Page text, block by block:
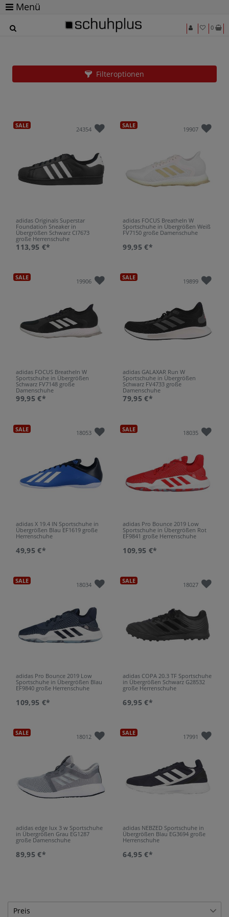
Menü
0
Schuhe in Übergrößen von Adidas für Damen
Filteroptionen
SALE 24354
adidas Originals Superstar
Foundation Sneaker in
Übergrößen Schwarz CI7673
große Herrenschuhe
113,95 €*
SALE 19907
adidas FOCUS BreatheIn W
Sportschuhe in Übergrößen Weiß
FV7150 große Damenschuhe
99,95 €*
SALE 19906
adidas FOCUS BreatheIn W
Sportschuhe in Übergrößen
Schwarz FV7148 große
Damenschuhe
99,95 €*
SALE 19899
adidas GALAXAR Run W
Sportschuhe in Übergrößen
Schwarz FV4733 große
Damenschuhe
79,95 €*
SALE 18053
adidas X 19.4 IN Sportschuhe in
Übergrößen Blau EF1619 große
Herrenschuhe
49,95 €*
SALE 18035
adidas Pro Bounce 2019 Low
Sportschuhe in Übergrößen Rot
EF9841 große Herrenschuhe
109,95 €*
SALE 18034
adidas Pro Bounce 2019 Low
Sportschuhe in Übergrößen Blau
EF9840 große Herrenschuhe
109,95 €*
SALE 18027
adidas COPA 20.3 TF Sportschuhe
in Übergrößen Schwarz G28532
große Herrenschuhe
69,95 €*
SALE 18012
adidas edge lux 3 w Sportschuhe
in Übergrößen Grau EG1287
große Damenschuhe
89,95 €*
SALE 17991
adidas NEBZED Sportschuhe in
Übergrößen Blau EG3694 große
Herrenschuhe
64,95 €*
Preis